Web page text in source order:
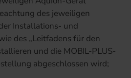
des jeweiligen
Installations- und
des „Leitfadens für den
und die MOBIL-PLUS-
abgeschlossen wird;